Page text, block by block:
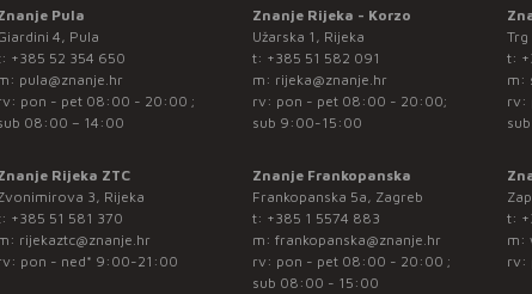
Pula
4, Pula
+385 52 354 650
pula@znanje.hr
pon - pet 08:00 - 20:00 ;
08:00 – 14:00
Znanje Rijeka - Korzo
Užarska 1, Rijeka
t: +385 51 582 091
m: rijeka@znanje.hr
rv: pon - pet 08:00 - 20:00;
sub 9:00-15:00
t:
m:
rv:
Rijeka ZTC
3, Rijeka
+385 51 581 370
rijekaztc@znanje.hr
pon - ned* 9:00-21:00
Znanje Frankopanska
Frankopanska 5a, Zagreb
t: +385 1 5574 883
m: frankopanska@znanje.hr
rv: pon - pet 08:00 - 20:00 ;
sub 08:00 - 15:00
t:
m:
rv: